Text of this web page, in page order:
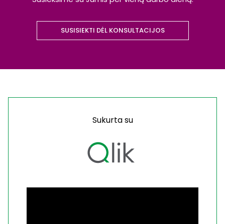
SUSISIEKTI DĖL KONSULTACIJOS
Sukurta su